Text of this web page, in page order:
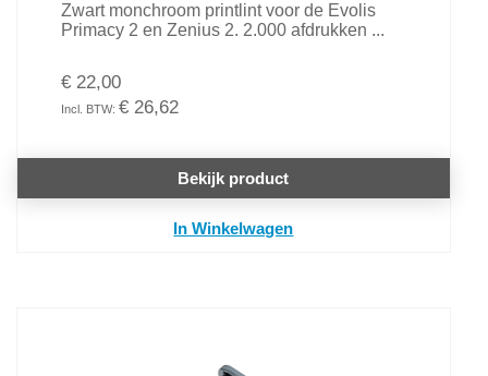
Zwart monchroom printlint voor de Evolis
Primacy 2 en Zenius 2. 2.000 afdrukken ...
€ 22,00
€ 26,62
Bekijk product
In Winkelwagen